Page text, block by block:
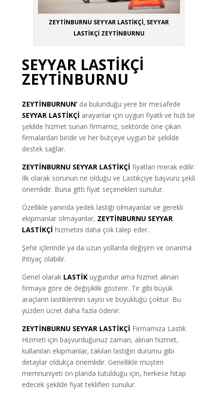
ZEYTİNBURNU SEYYAR LASTİKÇİ, SEYYAR
LASTİKÇİ ZEYTİNBURNU
SEYYAR LASTİKÇİ
ZEYTİNBURNU
ZEYTİNBURNUN’ da bulunduğu yere bir mesafede
SEYYAR LASTİKÇİ arayanlar için uygun fiyatlı ve hızlı bir
şekilde hizmet sunan firmamız, sektörde öne çıkan
firmalardan biridir ve her bütçeye uygun bir şekilde
destek sağlar.
ZEYTİNBURNU SEYYAR LASTİKÇİ fiyatları merak edilir.
İlk olarak sorunun ne olduğu ve Lastikçiye başvuru şekli
önemlidir. Buna gitti fiyat seçenekleri sunulur.
Özellikle yanında yedek lastiği olmayanlar ve gerekli
ekipmanlar olmayanlar, ZEYTİNBURNU SEYYAR
LASTİKÇİ hizmetini daha çok talep eder.
Şehir içlerinde ya da uzun yollarda değişim ve onarıma
ihtiyaç olabilir.
Genel olarak LASTİK uygundur ama hizmet alınan
firmaya göre de değişiklik gösterir. Tır gibi büyük
araçların lastiklerinin sayısı ve büyüklüğü çoktur. Bu
yüzden ücret daha fazla ödenir.
ZEYTİNBURNU SEYYAR LASTİKÇİ Firmamıza Lastik
Hizmeti için başvurduğunuz zaman, alınan hizmet,
kullanılan ekipmanlar, takılan lastiğin durumu gibi
detaylar oldukça önemlidir. Genellikle müşteri
memnuniyeti ön planda tutulduğu için, herkese hitap
edecek şekilde fiyat teklifleri sunulur.